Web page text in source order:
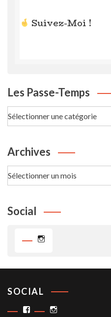
Suivez-Moi !
Les Passe-Temps
Archives
Social
SOCIAL
Facebook